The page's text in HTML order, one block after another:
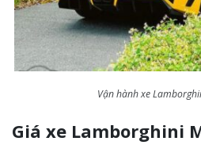
Vận hành xe
Giá xe Lamborghini